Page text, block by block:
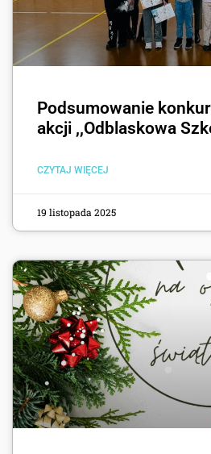
Podsumowanie
akcji ,,Odblaskowa
CZYTAJ WIĘCEJ
19 listopada 2025